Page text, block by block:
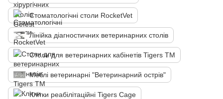
Стоматологічні столи RocketVet
Лінійка діагностичних ветеринарних столів
Столи для ветеринарних кабінетів Tigers TM
Меблі ветеринарні "Ветеринарний острів"
Клітки реабілітаційні Tigers Cage